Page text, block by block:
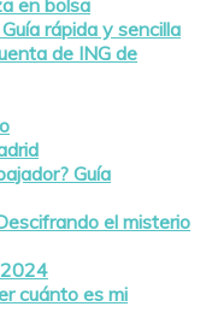
rápida y sencilla
de ING de
Guía
el misterio
2024
cuánto es mi